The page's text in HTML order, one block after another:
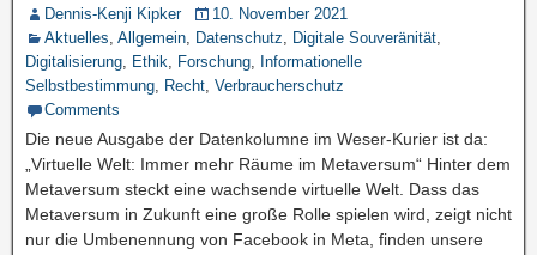
Dennis-Kenji Kipker
10. November 2021
Aktuelles, Allgemein, Datenschutz, Digitale Souveränität,
Digitalisierung, Ethik, Forschung, Informationelle
Selbstbestimmung, Recht, Verbraucherschutz
Comments
Die neue Ausgabe der Datenkolumne im Weser-Kurier ist da:
„Virtuelle Welt: Immer mehr Räume im Metaversum“ Hinter dem
Metaversum steckt eine wachsende virtuelle Welt. Dass das
Metaversum in Zukunft eine große Rolle spielen wird, zeigt nicht
nur die Umbenennung von Facebook in Meta, finden unsere